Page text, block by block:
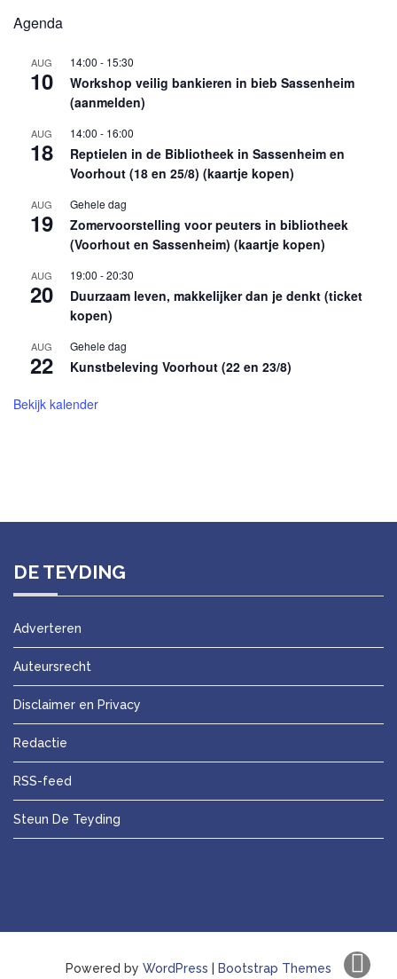
Agenda
AUG
10
14:00 - 15:30
Workshop veilig bankieren in bieb Sassenheim
(aanmelden)
AUG
18
14:00 - 16:00
Reptielen in de Bibliotheek in Sassenheim en
Voorhout (18 en 25/8) (kaartje kopen)
AUG
19
Gehele dag
Zomervoorstelling voor peuters in bibliotheek
(Voorhout en Sassenheim) (kaartje kopen)
AUG
20
19:00 -20:30
Duurzaam leven, makkelijker dan je denkt (ticket
kopen)
AUG
22
Gehele dag
Kunstbeleving Voorhout (22 en 23/8)
Bekijk kalender
DE TEYDING
Adverteren
Auteursrecht
Disclaimer en Privacy
Redactie
RSS-feed
Steun De Teyding
Powered by WordPress Bootstrap Themes